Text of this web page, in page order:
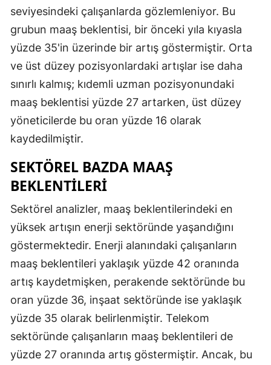
seviyesindeki çalışanlarda gözlemleniyor. Bu
grubun maaş beklentisi, bir önceki yıla kıyasla
yüzde 35'in üzerinde bir artış göstermiştir. Orta
ve üst düzey pozisyonlardaki artışlar ise daha
sınırlı kalmış; kıdemli uzman pozisyonundaki
maaş beklentisi yüzde 27 artarken, üst düzey
yöneticilerde bu oran yüzde 16 olarak
kaydedilmiştir.
SEKTÖREL BAZDA MAAŞ
BEKLENTILERI
Sektörel analizler, maaş beklentilerindeki en
yüksek artışın enerji sektöründe yaşandığını
göstermektedir. Enerji alanındaki çalışanların
maaş beklentileri yaklaşık yüzde 42 oranında
artış kaydetmişken, perakende sektöründe bu
oran yüzde 36, inşaat sektöründe ise yaklaşık
yüzde 35 olarak belirlenmiştir. Telekom
sektöründe çalışanların maaş beklentileri de
yüzde 27 oranında artış göstermiştir. Ancak, bu